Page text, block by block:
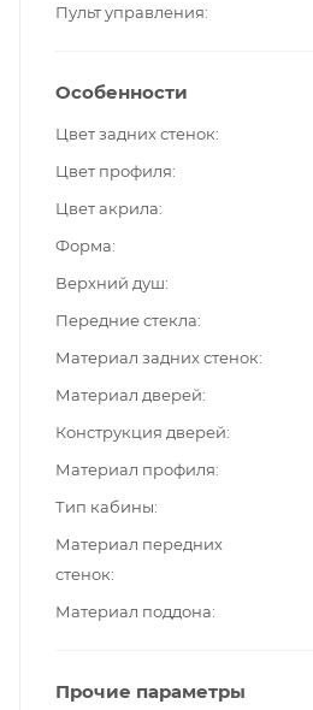
Пульт управления
Особенности
Цвет задних стенок
Цвет профиля
Цвет акрила
Форма
Верхний душ
Передние стекла
Материал задних стенок
Материал дверей
Конструкция дверей
Материал профиля
Тип кабины
Материал передних
стенок
Материал поддона
Прочие параметры